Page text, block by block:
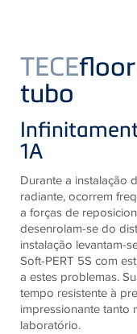
TECEfloor
tubo
1A
Durante a instalação
radiante, ocorrem
a forças de
desenrolam-se do
instalação levantam-
Soft-PERT 5S com
a estes problemas.
tempo resistente à
impressionante tanto
laboratório.